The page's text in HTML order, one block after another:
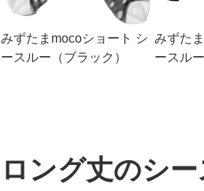
みずたまmocoショート シ
ースルー（ブラック）
みずた
ースル
ロング丈のシ